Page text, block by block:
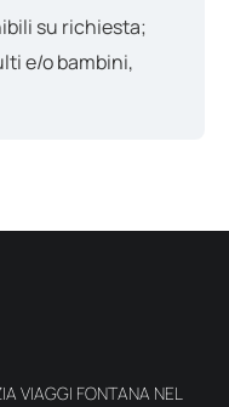
su richiesta;
e/o bambini,
VIAGGI FONTANA NEL